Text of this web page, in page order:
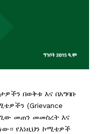
በወቅቱ እና በአግባቡ
(Grievance
መጠን መመስረት እና
የእነዚህን ኮሚቴዎች